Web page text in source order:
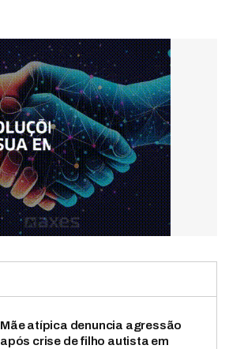
Mãe atípica denuncia agressão
após crise de filho autista em